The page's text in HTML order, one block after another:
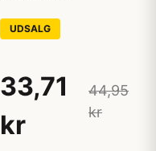
UDSALG
33,71
kr
44,95
kr